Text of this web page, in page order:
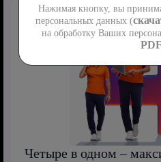
Четыре в одном –
Нажимая кнопку, вы
персональных данных (
на обработку Ваших
PDF